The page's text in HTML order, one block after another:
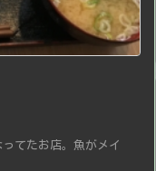
てたお店。魚がメイ